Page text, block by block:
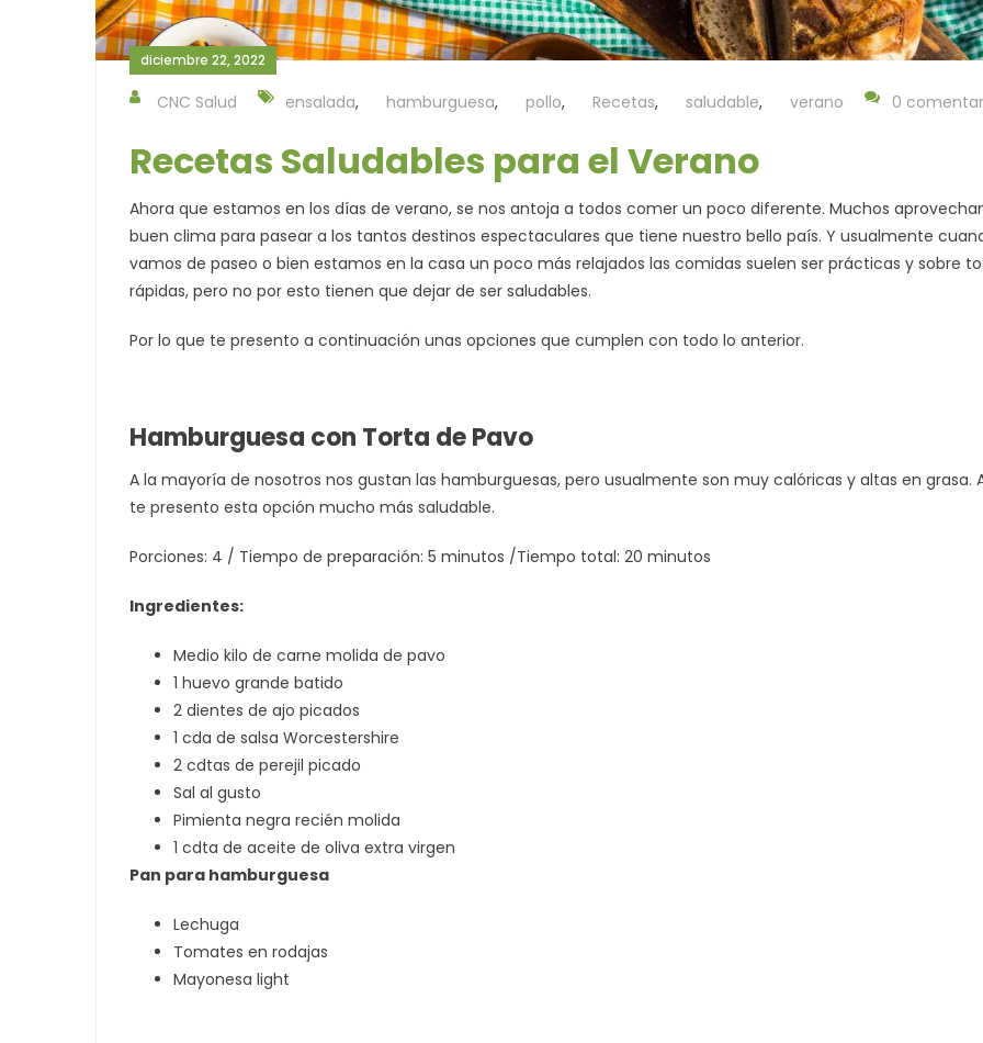
diciembre 22, 2022
CNC Salud ensalada, hamburguesa, pollo, Recetas, saludable, verano 0
Recetas Saludables para el Verano
Ahora que estamos en los días de verano, se nos antoja a todos comer un poco diferente. Muchos
buen clima para pasear a los tantos destinos espectaculares que tiene nuestro bello país. Y usualmente
vamos de paseo o bien estamos en la casa un poco más relajados las comidas suelen ser prácticas y sobre
rápidas, pero no por esto tienen que dejar de ser saludables.
Por lo que te presento a continuación unas opciones que cumplen con todo lo anterior.
Hamburguesa con Torta de Pavo
A la mayoría de nosotros nos gustan las hamburguesas, pero usualmente son muy calóricas y altas en grasa.
te presento esta opción mucho más saludable.
Porciones: 4 / Tiempo de preparación: 5 minutos /Tiempo total: 20 minutos
Ingredientes:
Medio kilo de carne molida de pavo
1 huevo grande batido
2 dientes de ajo picados
1 cda de salsa Worcestershire
2 cdtas de perejil picado
Sal al gusto
Pimienta negra recién molida
1 cdta de aceite de oliva extra virgen
Pan para hamburguesa
Lechuga
Tomates en rodajas
Mayonesa light